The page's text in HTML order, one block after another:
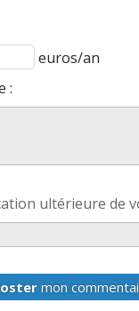
euros/an
:
ultérieure de
mon